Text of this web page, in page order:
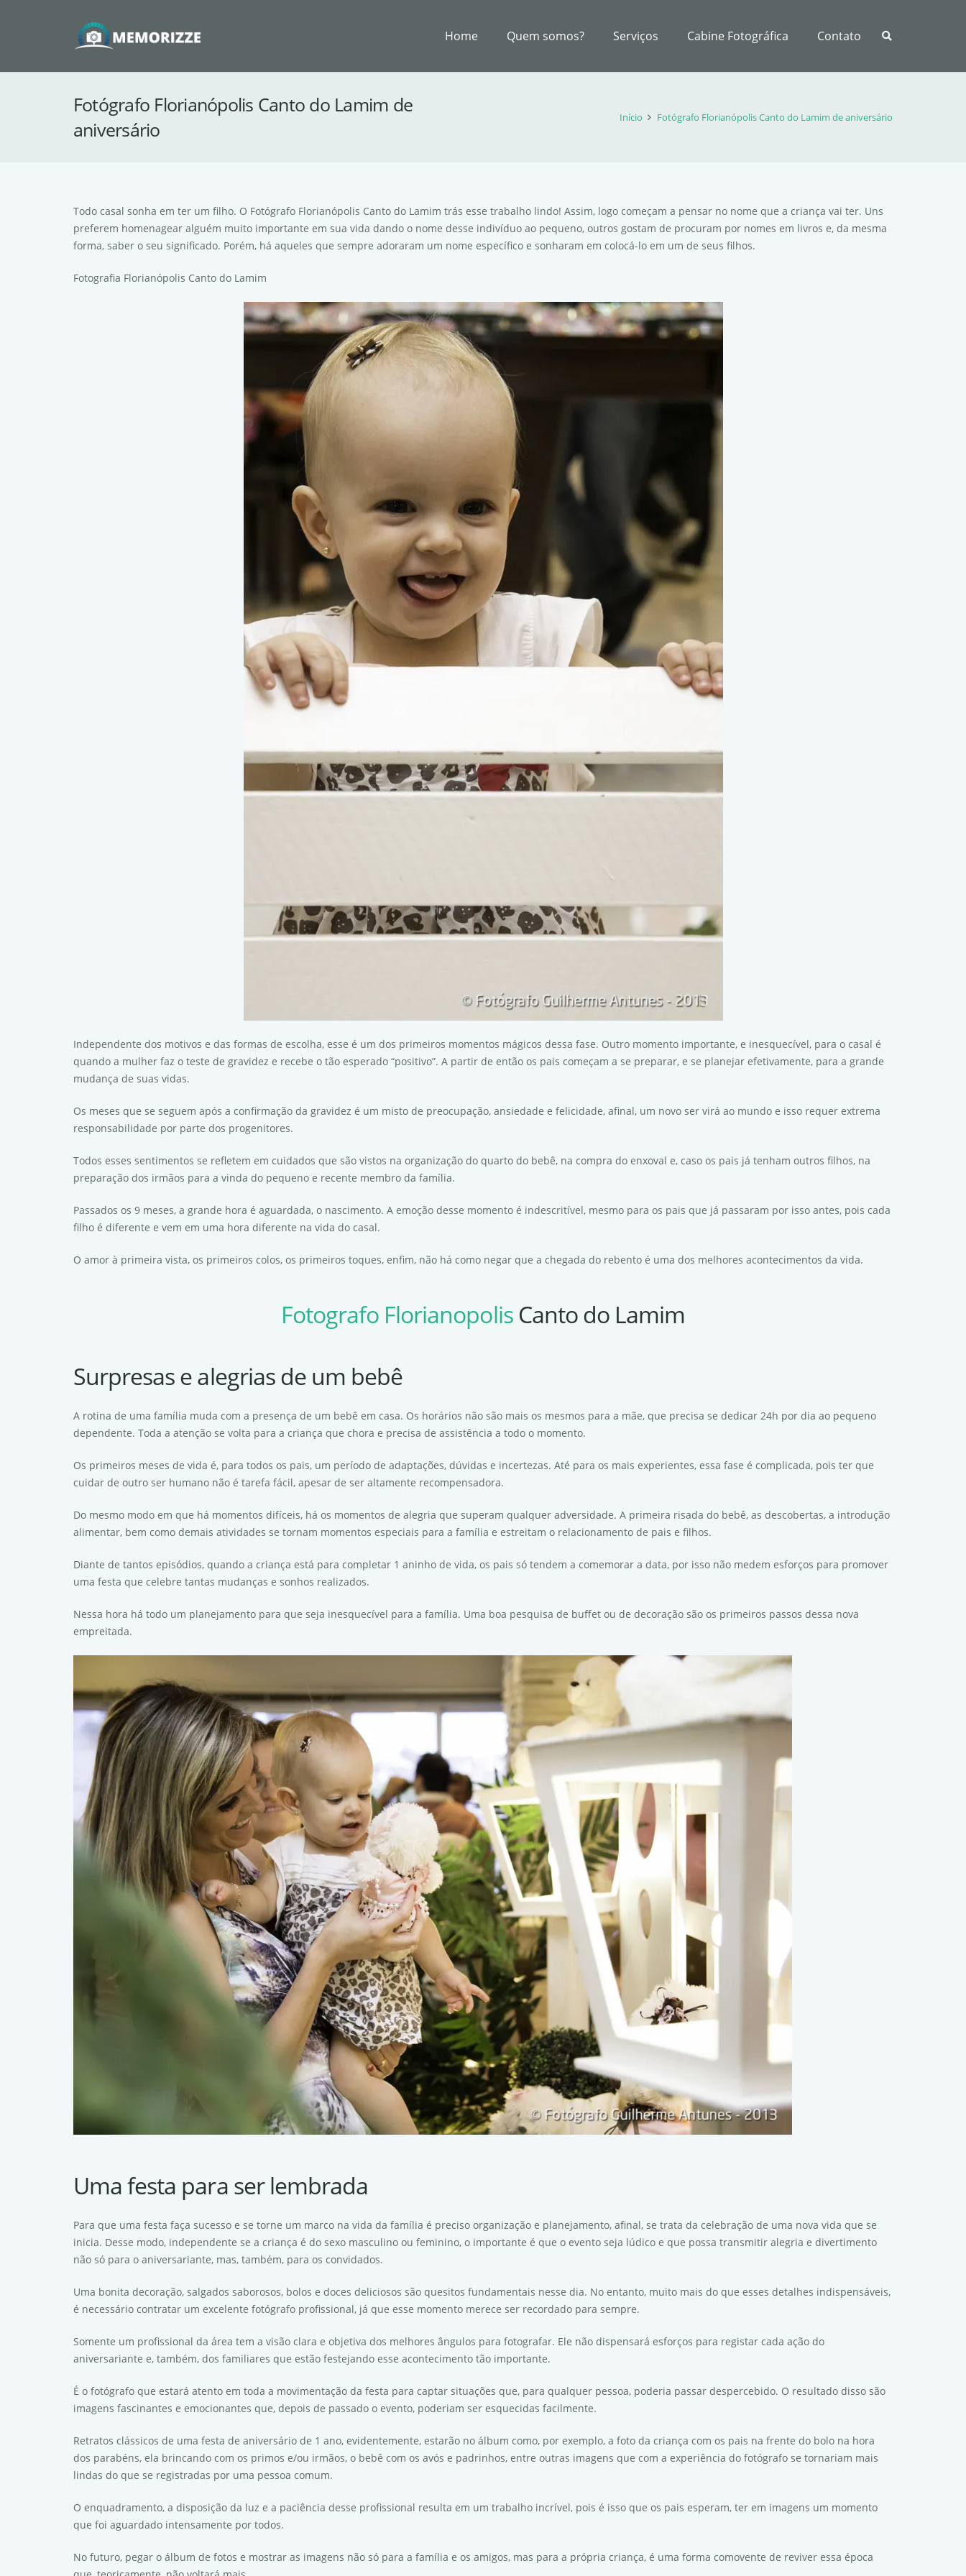
Home Quem somos? Serviços Cabine Fotográfica Contato
Fotógrafo Florianópolis Canto do Lamim de
aniversário
Início Fotógrafo Florianópolis Canto do Lamim de aniversário
Todo casal sonha em ter um filho. O Fotógrafo Florianópolis Canto do Lamim trás esse trabalho lindo! Assim, logo começam a pensar no nome que a criança vai ter. Uns
preferem homenagear alguém muito importante em sua vida dando o nome desse indivíduo ao pequeno, outros gostam de procuram por nomes em livros e, da mesma
forma, saber o seu significado. Porém, há aqueles que sempre adoraram um nome específico e sonharam em colocá-lo em um de seus filhos.
Fotografia Florianópolis Canto do Lamim
Independente dos motivos e das formas de escolha, esse é um dos primeiros momentos mágicos dessa fase. Outro momento importante, e inesquecível, para o casal é
quando a mulher faz o teste de gravidez e recebe o tão esperado “positivo”. A partir de então os pais começam a se preparar, e se planejar efetivamente, para a grande
mudança de suas vidas.
Os meses que se seguem após a confirmação da gravidez é um misto de preocupação, ansiedade e felicidade, afinal, um novo ser virá ao mundo e isso requer extrema
responsabilidade por parte dos progenitores.
Todos esses sentimentos se refletem em cuidados que são vistos na organização do quarto do bebê, na compra do enxoval e, caso os pais já tenham outros filhos, na
preparação dos irmãos para a vinda do pequeno e recente membro da família.
Passados os 9 meses, a grande hora é aguardada, o nascimento. A emoção desse momento é indescritível, mesmo para os pais que já passaram por isso antes, pois cada
filho é diferente e vem em uma hora diferente na vida do casal.
O amor à primeira vista, os primeiros colos, os primeiros toques, enfim, não há como negar que a chegada do rebento é uma dos melhores acontecimentos da vida.
Fotografo FlorianopolisCanto do Lamim
Surpresas e alegrias de um bebê
A rotina de uma família muda com a presença de um bebê em casa. Os horários não são mais os mesmos para a mãe, que precisa se dedicar 24h por dia ao pequeno
dependente. Toda a atenção se volta para a criança que chora e precisa de assistência a todo o momento.
Os primeiros meses de vida é, para todos os pais, um período de adaptações, dúvidas e incertezas. Até para os mais experientes, essa fase é complicada, pois ter que
cuidar de outro ser humano não é tarefa fácil, apesar de ser altamente recompensadora.
Do mesmo modo em que há momentos difíceis, há os momentos de alegria que superam qualquer adversidade. A primeira risada do bebê, as descobertas, a introdução
alimentar, bem como demais atividades se tornam momentos especiais para a família e estreitam o relacionamento de pais e filhos.
Diante de tantos episódios, quando a criança está para completar 1 aninho de vida, os pais só tendem a comemorar a data, por isso não medem esforços para promover
uma festa que celebre tantas mudanças e sonhos realizados.
Nessa hora há todo um planejamento para que seja inesquecível para a família. Uma boa pesquisa de buffet ou de decoração são os primeiros passos dessa nova
empreitada.
Uma festa para ser lembrada
Para que uma festa faça sucesso e se torne um marco na vida da família é preciso organização e planejamento, afinal, se trata da celebração de uma nova vida que se
inicia. Desse modo, independente se a criança é do sexo masculino ou feminino, o importante é que o evento seja lúdico e que possa transmitir alegria e divertimento
não só para o aniversariante, mas, também, para os convidados.
Uma bonita decoração, salgados saborosos, bolos e doces deliciosos são quesitos fundamentais nesse dia. No entanto, muito mais do que esses detalhes indispensáveis,
é necessário contratar um excelente fotógrafo profissional, já que esse momento merece ser recordado para sempre.
Somente um profissional da área tem a visão clara e objetiva dos melhores ângulos para fotografar. Ele não dispensará esforços para registar cada ação do
aniversariante e, também, dos familiares que estão festejando esse acontecimento tão importante.
É o fotógrafo que estará atento em toda a movimentação da festa para captar situações que, para qualquer pessoa, poderia passar despercebido. O resultado disso são
imagens fascinantes e emocionantes que, depois de passado o evento, poderiam ser esquecidas facilmente.
Retratos clássicos de uma festa de aniversário de 1 ano, evidentemente, estarão no álbum como, por exemplo, a foto da criança com os pais na frente do bolo na hora
dos parabéns, ela brincando com os primos e/ou irmãos, o bebê com os avós e padrinhos, entre outras imagens que com a experiência do fotógrafo se tornariam mais
lindas do que se registradas por uma pessoa comum.
O enquadramento, a disposição da luz e a paciência desse profissional resulta em um trabalho incrível, pois é isso que os pais esperam, ter em imagens um momento
que foi aguardado intensamente por todos.
No futuro, pegar o álbum de fotos e mostrar as imagens não só para a família e os amigos, mas para a própria criança, é uma forma comovente de reviver essa época